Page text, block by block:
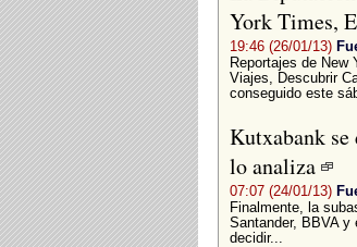
York Times,
19:46 (26/01/13)
Reportajes de
Viajes, Descubrir
conseguido este
Kutxabank se
lo analiza
07:07 (24/01/13)
Finalmente, la
Santander, BBVA y
decidir...